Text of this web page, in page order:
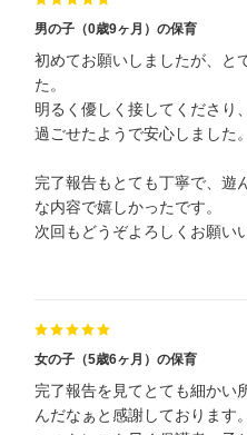
男の子（0歳9ヶ月）の保育
初めてお願いしましたが、と
た。
明るく優しく接してくださり
過ごせたようで安心しました。
完了報告もとても丁寧で、遊
な内容で嬉しかったです。
次回もどうぞよろしくお願い
女の子（5歳6ヶ月）の保育
完了報告を見てとても細かい
んだなぁと感謝しております。